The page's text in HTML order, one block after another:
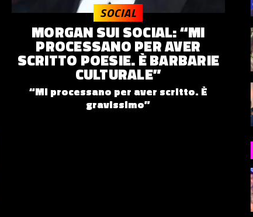
MORGAN SUI SOCIAL: “MI
PROCESSANO PER AVER
SCRITTO POESIE. È BARBARIE
CULTURALE”
“Mi processano per aver scritto. È
gravissimo”
SOCIAL